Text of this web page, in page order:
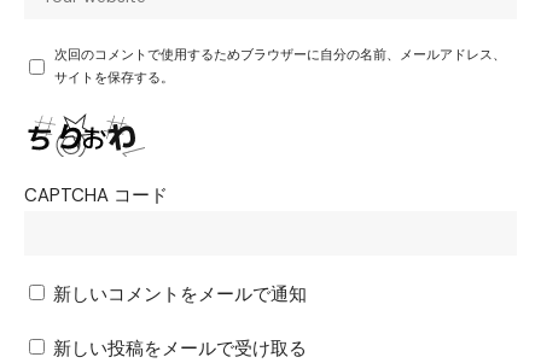
次回のコメントで使用するためブラウザーに自分の名前、メールアドレス、
サイトを保存する。
CAPTCHA コード
新しいコメントをメールで通知
新しい投稿をメールで受け取る